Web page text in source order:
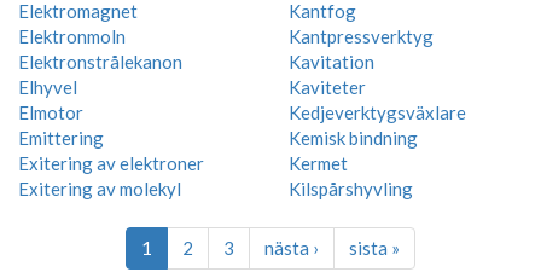
Elektromagnet
Elektronmoln
Elektronstrålekanon
Elhyvel
Elmotor
Emittering
Exitering av elektroner
Exitering av molekyl
Kantfog
Kantpressverktyg
Kavitation
Kaviteter
Kedjeverktygsväxlare
Kemisk bindning
Kermet
Kilspårshyvling
1 2 3 nästa › sista »